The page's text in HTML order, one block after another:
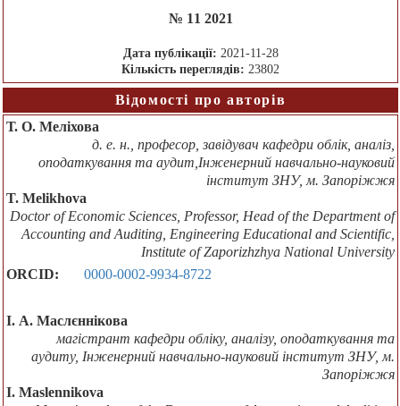
№ 11 2021
Дата публікації: 2021-11-28
Кількість переглядів: 23802
Відомості про авторів
Т. О. Меліхова
д. е. н., професор, завідувач кафедри облік, аналіз,
оподаткування та аудит,Інженерний навчально-науковий
інститут ЗНУ, м. Запоріжжя
T. Melikhova
Doctor of Economic Sciences, Professor, Head of the Department of
Accounting and Auditing, Engineering Educational and Scientific,
Institute of Zaporizhzhya National University
ORCID:
0000-0002-9934-8722
І. А. Маслєннікова
магістрант кафедри обліку, аналізу, оподаткування та
аудиту, Інженерний навчально-науковий інститут ЗНУ, м.
Запоріжжя
I. Maslennikova